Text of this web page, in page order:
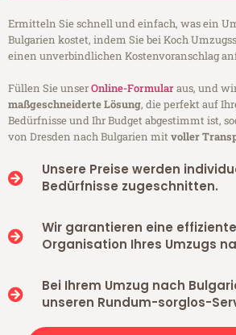
Ermitteln Sie schnell und einfach, was ein
Bulgarien kostet, indem Sie bei Koch
einen unverbindlichen Kostenvoranschlag
Füllen Sie unserOnline-Formularaus, und
maßgeschneiderte Lösung, die perfekt auf
Bedürfnisse und Ihr Budget abgestimmt ist,
von Dresden nach Bulgarien mitvoller
Unsere Preise werden
Bedürfnisse zugeschnitten.
Wir garantieren eine
Organisation Ihres Umzugs
Bei Ihrem Umzug nach
unseren Rundum-sorglos-